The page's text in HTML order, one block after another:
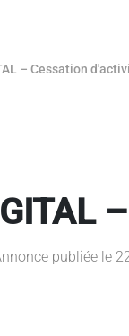
– Cessation
publiée le